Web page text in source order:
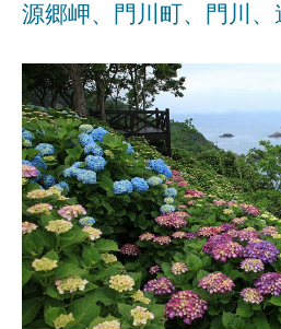
源郷岬、門川町、門川、